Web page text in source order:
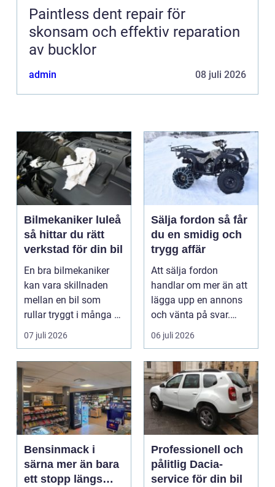
Paintless dent repair för
skonsam och effektiv reparation
av bucklor
admin 08 juli 2026
Bilmekaniker luleå
så hittar du rätt
verkstad för din bil
En bra bilmekaniker
kan vara skillnaden
mellan en bil som
rullar tryggt i många år
och återkommande ...
07 juli 2026
Sälja fordon så får
du en smidig och
trygg affär
Att sälja fordon
handlar om mer än att
lägga upp en annons
och vänta på svar.
Många vill få en bra
p...
06 juli 2026
Bensinmack i
särna mer än bara
ett stopp längs
Professionell och
pålitlig Dacia-
service för din bil